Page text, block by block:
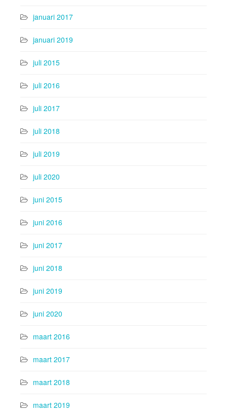
januari 2017
januari 2019
juli 2015
juli 2016
juli 2017
juli 2018
juli 2019
juli 2020
juni 2015
juni 2016
juni 2017
juni 2018
juni 2019
juni 2020
maart 2016
maart 2017
maart 2018
maart 2019